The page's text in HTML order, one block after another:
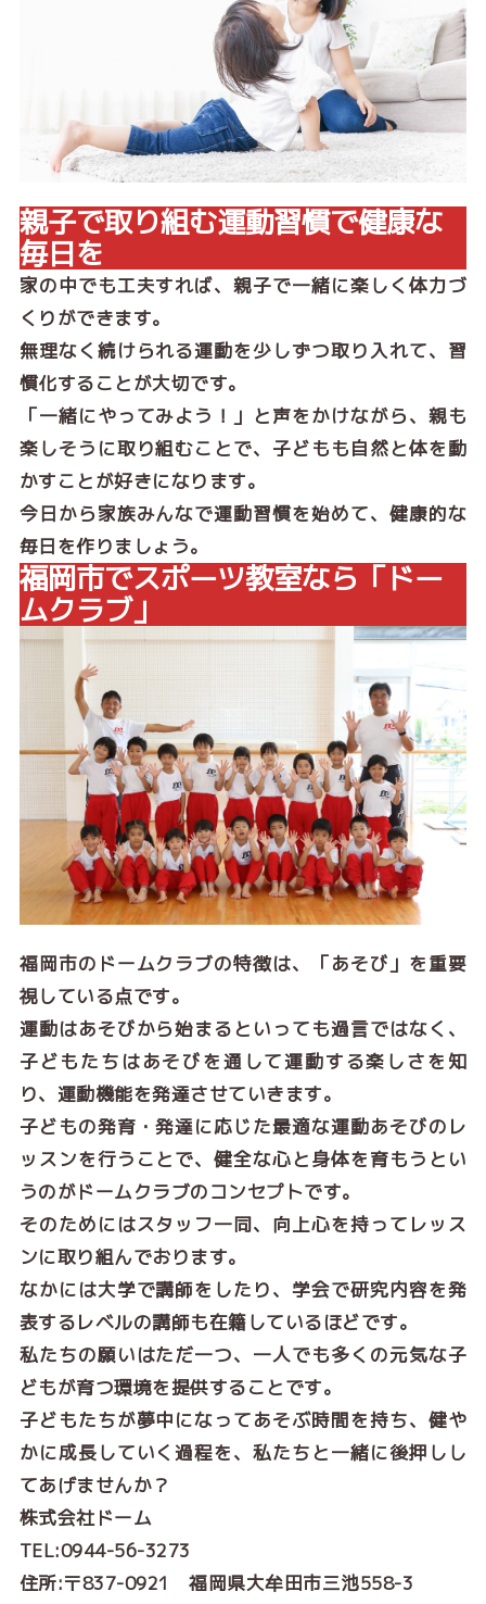
親子で取り組む運動習慣で健康な
毎日を
家の中でも工夫すれば、親子で一緒に楽しく体力づ
くりができます。
無理なく続けられる運動を少しずつ取り入れて、習
慣化することが大切です。
「一緒にやってみよう！」と声をかけながら、親も
楽しそうに取り組むことで、子どもも自然と体を動
かすことが好きになります。
今日から家族みんなで運動習慣を始めて、健康的な
毎日を作りましょう。
福岡市でスポーツ教室なら「ドー
ムクラブ」
福岡市のドームクラブの特徴は、「あそび」を重要
視している点です。
運動はあそびから始まるといっても過言ではなく、
子どもたちはあそびを通して運動する楽しさを知
り、運動機能を発達させていきます。
子どもの発育・発達に応じた最適な運動あそびのレ
ッスンを行うことで、健全な心と身体を育もうとい
うのがドームクラブのコンセプトです。
そのためにはスタッフ一同、向上心を持ってレッス
ンに取り組んでおります。
なかには大学で講師をしたり、学会で研究内容を発
表するレベルの講師も在籍しているほどです。
私たちの願いはただ一つ、一人でも多くの元気な子
どもが育つ環境を提供することです。
子どもたちが夢中になってあそぶ時間を持ち、健や
かに成長していく過程を、私たちと一緒に後押しし
てあげませんか？
株式会社ドーム
TEL:0944-56-3273
住所:〒837-0921 福岡県大牟田市三池558-3